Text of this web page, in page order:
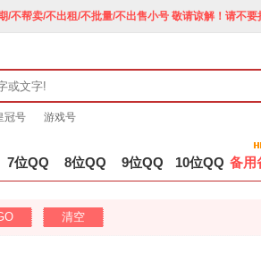
帮卖/不出租/不批量/不出售小号 敬请谅解！请不要
冠号 游戏号
7位QQ 8位QQ 9位QQ 10位QQ 备用
清空